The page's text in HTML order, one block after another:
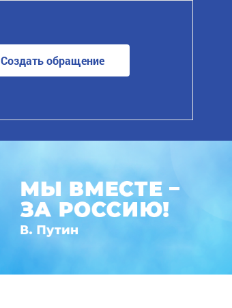
Создать обращение